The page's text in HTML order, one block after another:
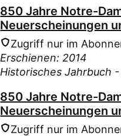
850 Jahre Notre-
Neuerscheinungen
Zugriff nur im
Erschienen: 2014
Historisches Jahrbuch -
850 Jahre Notre-
Neuerscheinungen
Zugriff nur im